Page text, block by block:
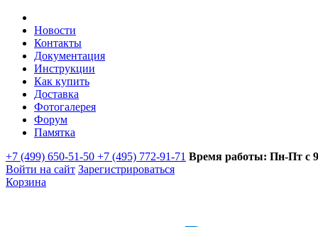
Новости
Контакты
Документация
Инструкции
Как купить
Доставка
Фотогалерея
Форум
Памятка
+7 (499) 650-51-50 +7 (495) 772-91-71 Время работы: Пн-Пт с
Войти на сайт Зарегистрироваться
Корзина